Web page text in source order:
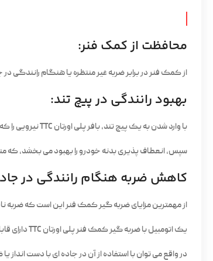
محافظت از کمک فنر:
از کمک فنر در برابر ضربه غیر منتظره یا هنگام رانندگی
بهبود رانندگی در پیچ تند:
با وارد شدن به یک پیچ تند، بافر پلی اورتان TTC نیرویی را که باعث می شود خودرو به یک طرف خم شود را کاهش می دهد.
سپس، انعطاف پذیری بدنه خودرو را بهبود می بخشد، که
کاهش ضربه هنگام رانندگی در
از مهمترین مزایای ضربه گیر کمک فنر این است که ضربه
یک اتومبیل با ضربه گیر کمک فنر پلی اورتان TTC دارای قابلیت جذب ضربه اضافی است.
در واقع می توان با استفاده از آن در جاده ای با دست انداز